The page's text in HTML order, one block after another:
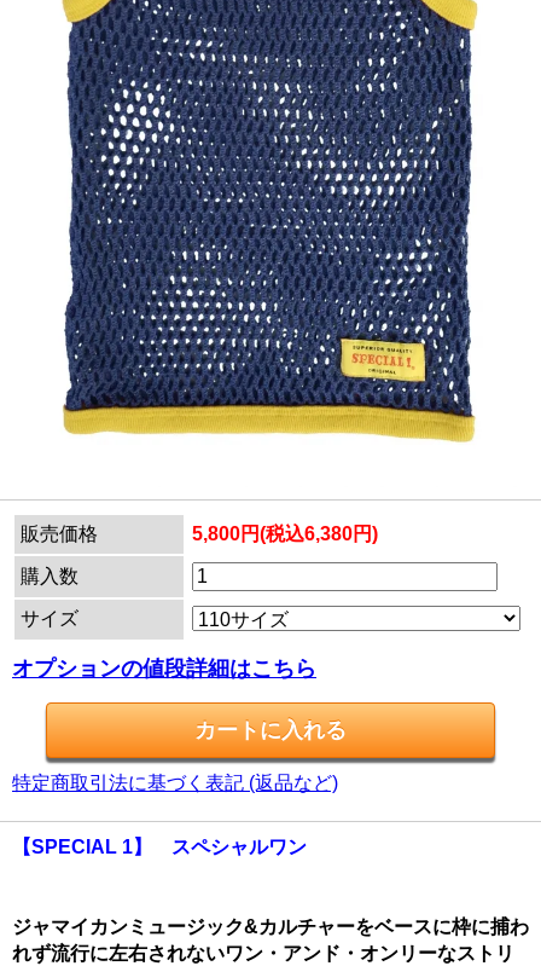
販売価格 5,800円(税込6,380円)
購入数
サイズ
オプションの値段詳細はこちら
特定商取引法に基づく表記 (返品など)
【SPECIAL 1】 スペシャルワン
ジャマイカンミュージック&カルチャーをベースに枠に捕わ
れず流行に左右されないワン・アンド・オンリーなストリ